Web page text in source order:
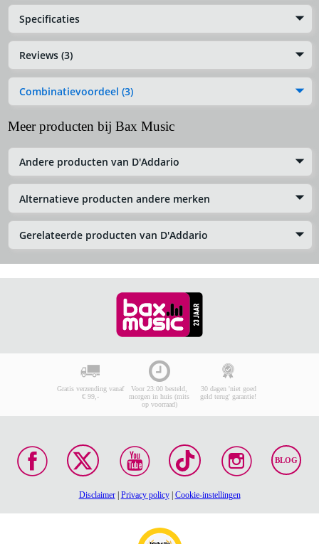
Specificaties
Reviews (3)
Combinatievoordeel (3)
Meer producten bij Bax Music
Andere producten van D'Addario
Alternatieve producten andere merken
Gerelateerde producten van D'Addario
Gratis verzending vanaf
€ 99,-
Voor 23:00 besteld,
morgen in huis (mits
op voorraad)
30 dagen 'niet goed
geld terug' garantie!
BLOG
Disclaimer| Privacy policy| Cookie-instellingen